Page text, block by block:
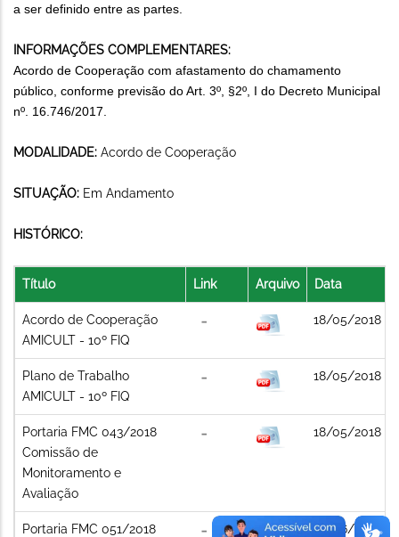
a ser definido entre as partes.
INFORMAÇÕES COMPLEMENTARES:
Acordo de Cooperação com afastamento do chamamento
público, conforme previsão do Art. 3º, §2º, I do Decreto Municipal
nº. 16.746/2017.
MODALIDADE: Acordo de Cooperação
SITUAÇÃO: Em Andamento
HISTÓRICO:
Título Link Arquivo Data
Acordo de Cooperação
AMICULT - 10º FIQ
18/05/2018
Plano de Trabalho
AMICULT - 10º FIQ
18/05/2018
Portaria FMC 043/2018
Comissão de
Monitoramento e
Avaliação
18/05/2018
Portaria FMC 051/2018
23/06/2018